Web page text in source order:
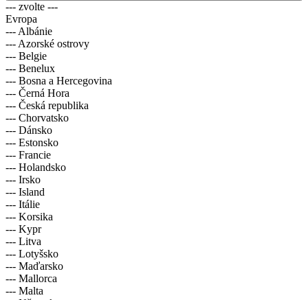
--- zvolte ---
Evropa
--- Albánie
--- Azorské ostrovy
--- Belgie
--- Benelux
--- Bosna a Hercegovina
--- Černá Hora
--- Česká republika
--- Chorvatsko
--- Dánsko
--- Estonsko
--- Francie
--- Holandsko
--- Irsko
--- Island
--- Itálie
--- Korsika
--- Kypr
--- Litva
--- Lotyšsko
--- Maďarsko
--- Mallorca
--- Malta